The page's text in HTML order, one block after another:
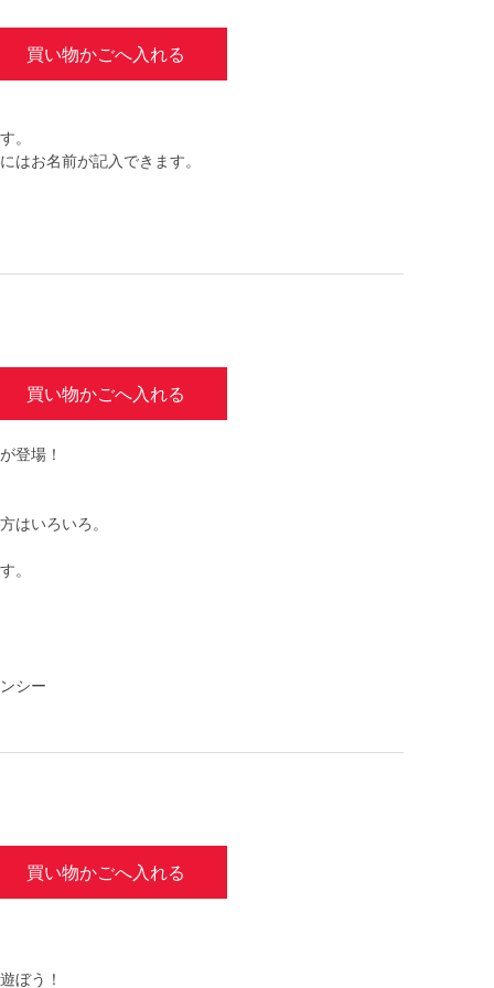
買い物かごへ入れる
。
はお名前が記入できます。
買い物かごへ入れる
登場！
はいろいろ。
。
シー
買い物かごへ入れる
ぼう！